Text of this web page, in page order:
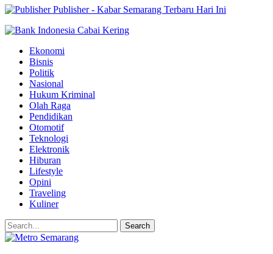
Publisher - Kabar Semarang Terbaru Hari Ini
Ekonomi
Bisnis
Politik
Nasional
Hukum Kriminal
Olah Raga
Pendidikan
Otomotif
Teknologi
Elektronik
Hiburan
Lifestyle
Opini
Traveling
Kuliner